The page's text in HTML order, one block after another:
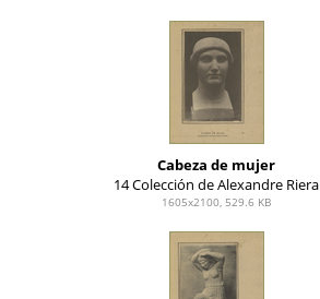
Cabeza de mujer
14 Colección de Alexandre Riera
1605x2100, 529.6 KB